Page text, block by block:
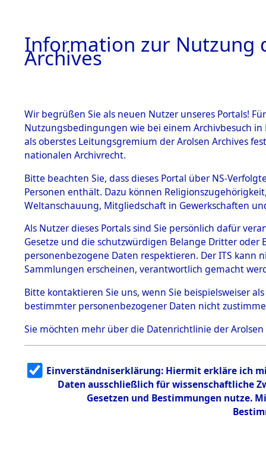
BESTÄNDE
1.
Inhaftierungsdoku
mente
1.2.9 Beim ITS
Effekten
1.2.9.1
Effekten aus
dem KZ
Dachau
1.2.9.2
Effekten aus
dem KZ
Bayerisches
1.2.9.3
Effekten aus
dem KZ
Neuengamm
0003
Einen Kommentar
Information zur Nutzung
Archives
Wir begrüßen Sie als neuen Nutzer unseres Portals!
Nutzungsbedingungen wie bei einem Archivbesuch
als oberstes Leitungsgremium der Arolsen Archives
nationalen Archivrecht.
Bitte beachten Sie, dass dieses Portal über NS-
Personen enthält. Dazu können
Weltanschauung, Mitgliedschaft in Gewerkschaften
Als Nutzer dieses Portals sind Sie persönlich dafür
Gesetze und die schutzwürdigen Belange Dritter
personenbezogene Daten respektieren. Der ITS
Sammlungen erscheinen, verantwortlich gemacht
Bitte kontaktieren Sie uns, wenn Sie beispielsweiser
bestimmter personenbezogener Daten nicht
Sie möchten mehr über die Datenrichtlinie der Arolsen
Einverständniserklärung: Hiermit erkläre ich
Daten ausschließlich für wissenschaftliche
Gesetzen und Bestimmungen nutze.